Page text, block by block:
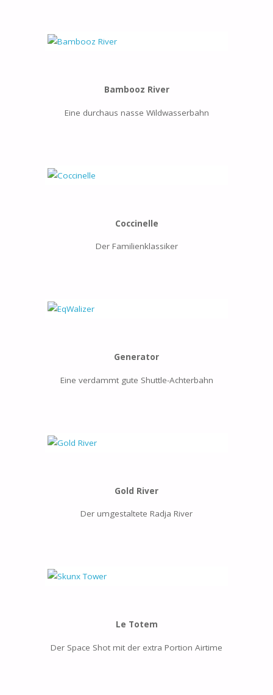
Bambooz River
Eine durchaus nasse Wildwasserbahn
Coccinelle
Der Familienklassiker
Generator
Eine verdammt gute Shuttle-Achterbahn
Gold River
Der umgestaltete Radja River
Le Totem
Der Space Shot mit der extra Portion Airtime